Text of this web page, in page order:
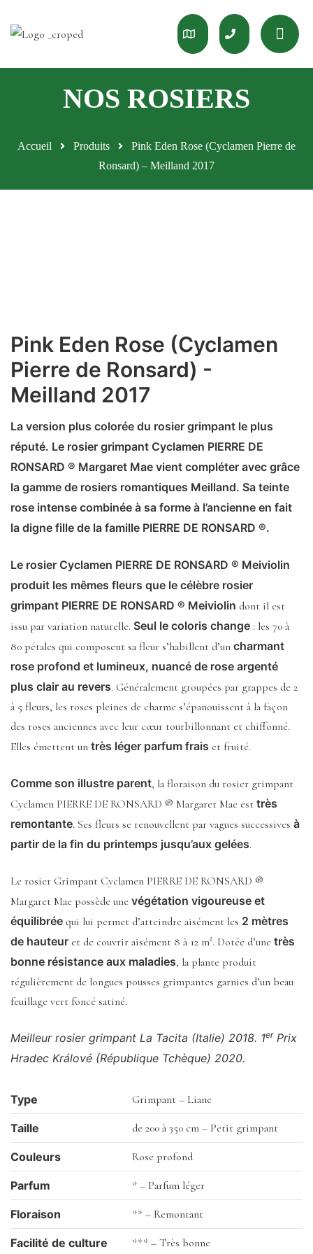
Accueil Produits
Pink Eden Rose (Cyclamen Pierre de
Ronsard) – Meilland 2017
Pink Eden Rose (Cyclamen
Pierre de Ronsard) -
Meilland 2017
La version plus colorée du rosier grimpant le plus
réputé. Le rosier grimpant Cyclamen PIERRE DE
RONSARD ® Margaret Mae vient compléter avec grâce
la gamme de rosiers romantiques Meilland. Sa teinte
rose intense combinée à sa forme à l’ancienne en fait
la digne fille de la famille PIERRE DE RONSARD ®.
Le rosier Cyclamen PIERRE DE RONSARD ® Meiviolin
produit les mêmes fleurs que le célèbre rosier
grimpant PIERRE DE RONSARD ® Meiviolin dont il est
issu par variation naturelle. Seul le coloris change : les 70 à
80 pétales qui composent sa fleur s’habillent d’un charmant
rose profond et lumineux, nuancé de rose argenté
plus clair au revers. Généralement groupées par grappes de 2
à 5 fleurs, les roses pleines de charme s’épanouissent à la façon
des roses anciennes avec leur cœur tourbillonnant et chiffonné.
Elles émettent un très léger parfum frais et fruité.
Comme son illustre parent, la floraison du rosier grimpant
Cyclamen PIERRE DE RONSARD ® Margaret Mae est très
remontante. Ses fleurs se renouvellent par vagues successives à
partir de la fin du printemps jusqu’aux gelées.
Le rosier Grimpant Cyclamen PIERRE DE RONSARD ®
Margaret Mae possède une végétation vigoureuse et
équilibrée qui lui permet d’atteindre aisément les 2 mètres
de hauteur et de couvrir aisément 8 à 12 m². Dotée d’une très
bonne résistance aux maladies, la plante produit
régulièrement de longues pousses grimpantes garnies d’un beau
feuillage vert foncé satiné.
Meilleur rosier grimpant La Tacita (Italie) 2018. 1erPrix
Hradec Králové (République Tchèque) 2020.
Type Grimpant – Liane
Taille de 200 à 350 cm – Petit grimpant
Couleurs Rose profond
Parfum * – Parfum léger
Floraison ** – Remontant
Facilité de culture *** – Très bonne